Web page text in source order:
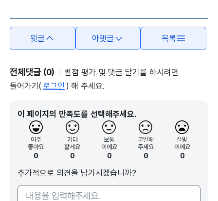
윗글 아랫글 목록
전체댓글 (0)
별점 평가 및 댓글 달기를 하시려면
들어가기( 로그인 ) 해 주세요.
이 페이지의 만족도를 선택해주세요.
아주
좋아요
0
기대
할게요
0
보통
이에요
0
분발해
주세요
0
실망
이에요
0
추가적으로 의견을 남기시겠습니까?